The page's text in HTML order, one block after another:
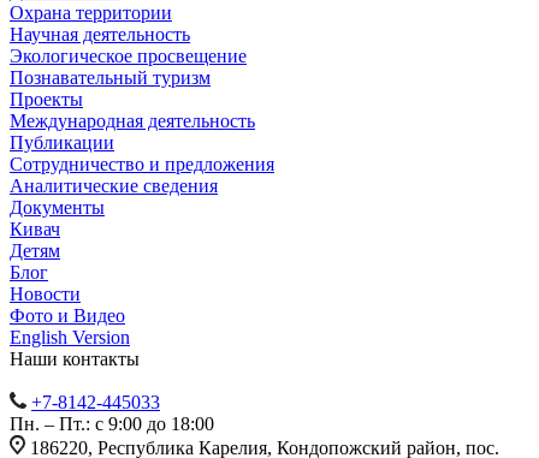
Охрана территории
Научная деятельность
Экологическое просвещение
Познавательный туризм
Проекты
Международная деятельность
Публикации
Сотрудничество и предложения
Аналитические сведения
Документы
Кивач
Детям
Блог
Новости
Фото и Видео
English Version
Наши контакты
+7-8142-445033
Пн. – Пт.: с 9:00 до 18:00
186220, Республика Карелия, Кондопожский район, пос.